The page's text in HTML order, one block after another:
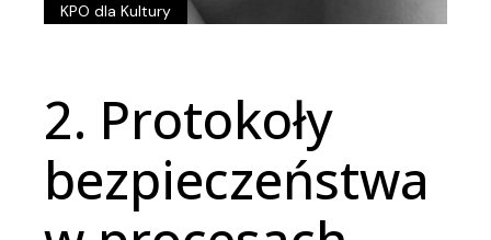
KPO dla Kultury
2. Protokoły
bezpieczeństwa